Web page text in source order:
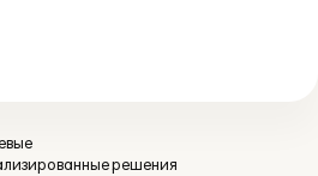
решения